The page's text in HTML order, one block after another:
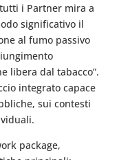
i Partner mira a
significativo il
al fumo passivo
libera dal tabacco”.
integrato capace
sui contesti
package,